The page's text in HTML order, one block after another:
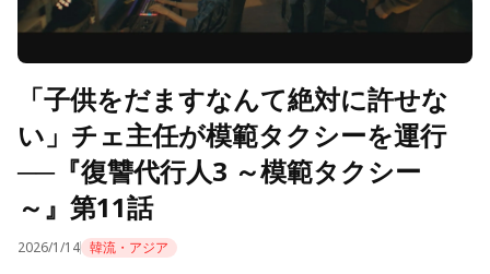
「子供をだますなんて絶対に許せな
い」チェ主任が模範タクシーを運行
──『復讐代行人3 ～模範タクシー
～』第11話
2026/1/14 韓流・アジア